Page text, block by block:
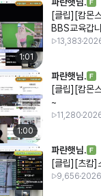
1:01
[클립][캄몬
BBS교육갑
13,383
1:00
파란햇님.
[클립][캄몬
~
11,280
파란햇님.
[클립][츠캄]
9,656